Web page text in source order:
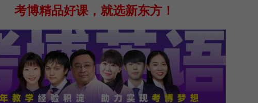
考博精品好课，就选新东方！